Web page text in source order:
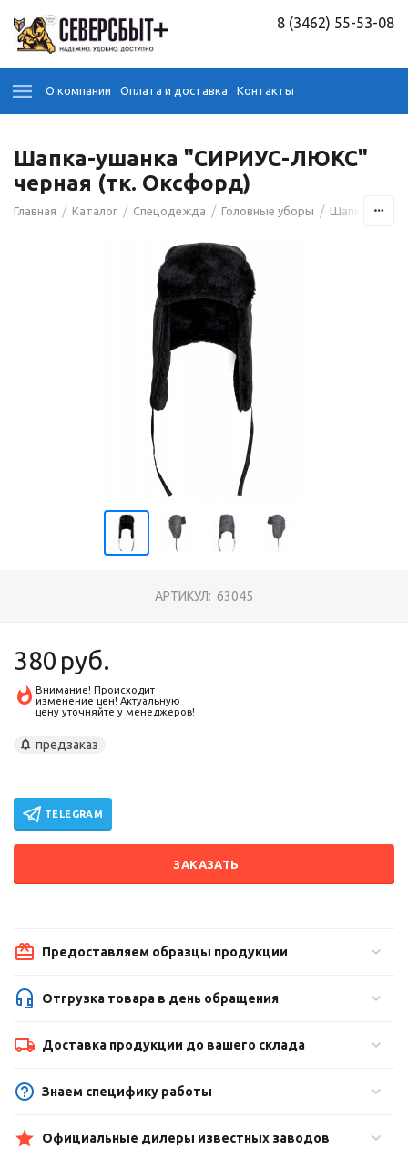
8 (3462) 55-53-08
О компании Оплата и доставка Контакты
Шапка-ушанка "СИРИУС-ЛЮКС"
черная (тк. Оксфорд)
Главная / Каталог / Спецодежда / Головные уборы / Шапки /
АРТИКУЛ: 63045
380 руб.
Внимание! Происходит
изменение цен! Актуальную
цену уточняйте у менеджеров!
предзаказ
TELEGRAM
ЗАКАЗАТЬ
Предоставляем образцы продукции
Отгрузка товара в день обращения
Доставка продукции до вашего склада
Знаем специфику работы
Официальные дилеры известных заводов